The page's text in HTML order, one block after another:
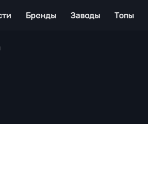
navigation
Бренды Заводы Топы